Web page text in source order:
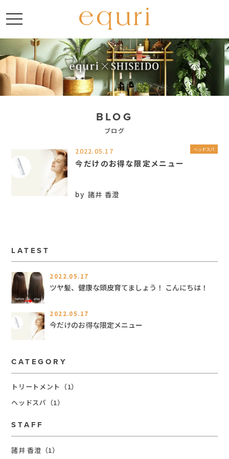
toggle navigation
BLOG
ブログ
ヘッドスパ
2022.05.17
今だけのお得な限定メニュー
by 諸井 香澄
LATEST
2022.05.17
ツヤ髪、健康な頭皮育てましょう！ こんにちは！
2022.05.17
今だけのお得な限定メニュー
CATEGORY
トリートメント（1）
ヘッドスパ（1）
STAFF
諸井 香澄（1）